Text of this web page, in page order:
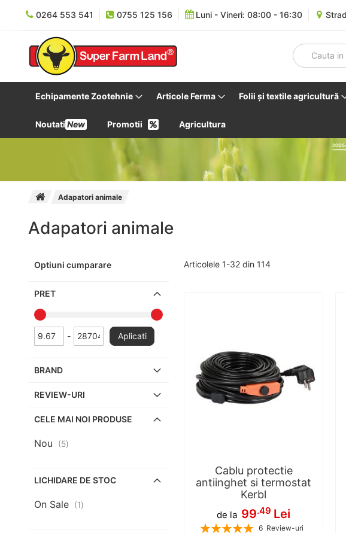
0264 553 541 0755 125 156 Luni - Vineri: 08:00 - 16:30
Echipamente Zootehnie Articole Ferma Folii și textile agricultură
Noutati New Promotii Agricultura
Adapatori animale
Adapatori animale
Articolele 1-32 din 114
Cablu protectie
antiinghet si termostat
Kerbl
de la 99.49 Lei
Rating:
6 Review-uri
Optiuni cumparare
PRET
- Aplicati
BRAND
REVIEW-URI
CELE MAI NOI PRODUSE
Nou 5articole
LICHIDARE DE STOC
On Sale 1articol